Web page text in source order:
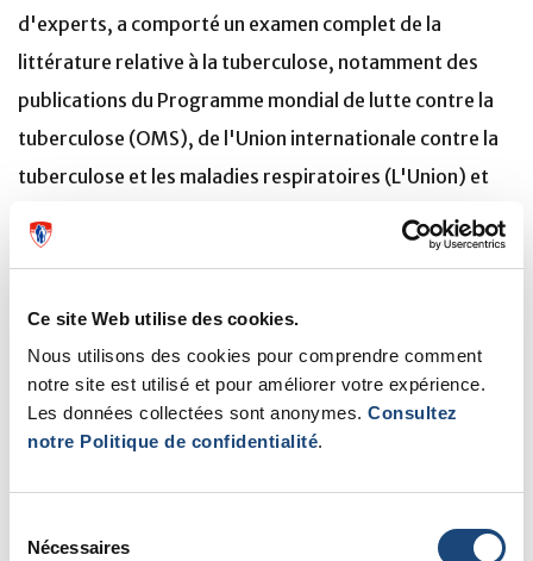
Ce site Web utilise des cookies.
Nous utilisons des cookies pour comprendre comment
notre site est utilisé et pour améliorer votre expérience.
Les données collectées sont anonymes. Consultez
notre Politique de confidentialité.
Nécessaires
d'experts, a comporté un examen complet de la
littérature relative à la tuberculose, notamment des
publications du Programme mondial de lutte contre la
tuberculose (OMS), de l'Union internationale contre la
tuberculose et les maladies respiratoires (L'Union) et
des Centers for Disease Control and Prevention (CDC)
des États-Unis. En outre, une recherche systématique
traitant des termes et concepts relatifs à la tuberculose
ou contenant des glossaires. Le concours d'un groupe
d'experts de la tuberculose a permis d'inclure les
termes et définitions pertinents.
Le dictionnaire a fait l'objet de plusieurs itérations de
révision, les termes et les définitions ayant été évalués